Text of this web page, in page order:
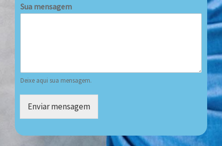
Sua mensagem
Deixe aqui sua mensagem.
Enviar mensagem